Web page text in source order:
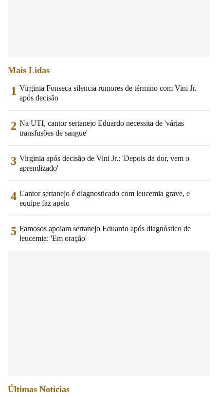
Mais Lidas
1 Virginia Fonseca silencia rumores de término com Vini Jr.
após decisão
2 Na UTI, cantor sertanejo Eduardo necessita de 'várias
transfusões de sangue'
3 Virginia após decisão de Vini Jr.: 'Depois da dor, vem o
aprendizado'
4 Cantor sertanejo é diagnosticado com leucemia grave, e
equipe faz apelo
5 Famosos apoiam sertanejo Eduardo após diagnóstico de
leucemia: 'Em oração'
Últimas Notícias